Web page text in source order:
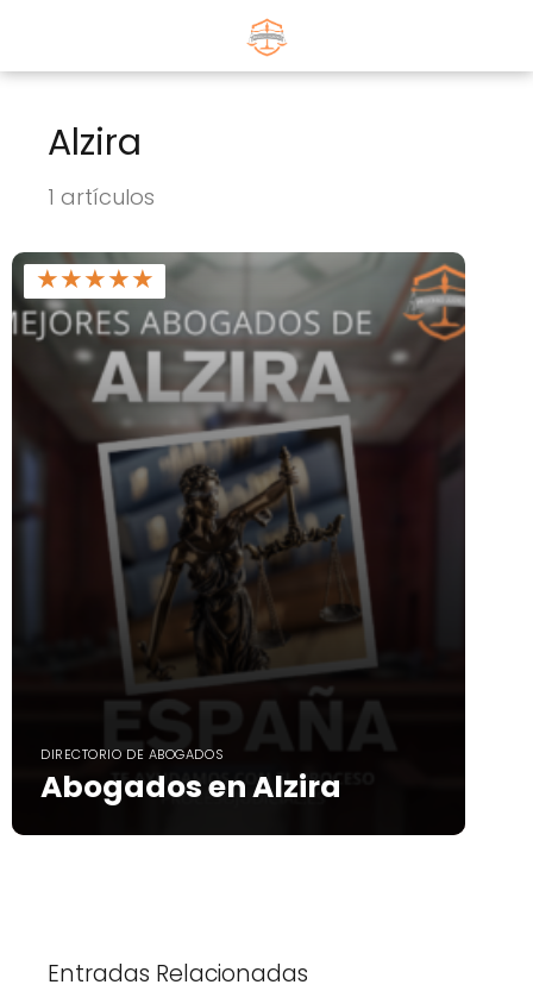
Alzira
1 artículos
★★★★★
DIRECTORIO DE ABOGADOS
Abogados en Alzira
Entradas Relacionadas